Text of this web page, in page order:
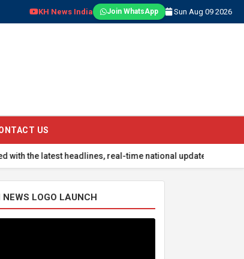
KH News India Join WhatsApp Sun Aug 09 2026
US
latest headlines, real-time national updates, global
LOGO LAUNCH